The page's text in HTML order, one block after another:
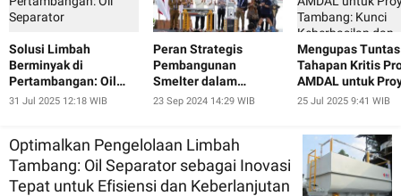
Solusi Limbah
Berminyak di
Pertambangan: Oil
Separator
31 Jul 2025 12:18 WIB
Peran Strategis
Pembangunan
Smelter dalam
Agenda Hilirisasi
23 Sep 2024 14:29 WIB
Mengupas Tuntas
Tahapan Kritis
AMDAL untuk
Tambang: Kunci
25 Jul 2025 9:41 WIB
Optimalkan Pengelolaan Limbah
Tambang: Oil Separator sebagai Inovasi
Tepat untuk Efisiensi dan Keberlanjutan